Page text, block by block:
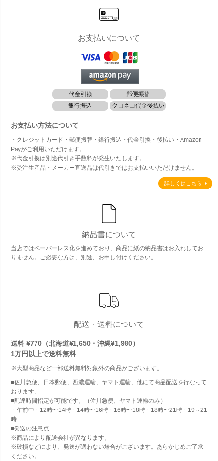
お支払いについて
お支払い方法について
・クレジットカード・郵便振替・銀行振込・代金引換・後払い・Amazon
Payがご利用いただけます。
※代金引換は別途代引き手数料が発生いたします。
※受注生産品・メーカー直送品は代引きではお支払いいただけません。
詳しくはこちら
納品書について
当店ではペーパーレス化を進めており、商品に紙の納品書はお入れしてお
りません。ご必要な方は、別途、お申し付けください。
配送・送料について
送料 ¥770（北海道¥1,650・沖縄¥1,980）
1万円以上で送料無料
※大型商品など一部送料無料対象外の商品がございます。
■佐川急便、日本郵便、西濃運輸、ヤマト運輸、他にて商品配送を行なって
おります。
■配達時間指定が可能です。（佐川急便、ヤマト運輸のみ）
・午前中・12時〜14時・14時〜16時・16時〜18時・18時〜21時・19～21
時
■発送の注意点
※商品により配送会社が異なります。
※破損などにより、発送が適わない場合がございます。あらかじめご了承
ください。